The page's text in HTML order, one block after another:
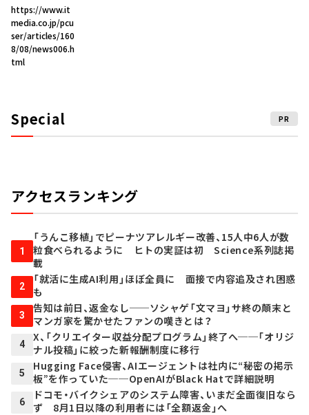
https://www.it
media.co.jp/pcu
ser/articles/160
8/08/news006.h
tml
Special PR
アクセスランキング
1
「うんこ移植」でピーナツアレルギー改善、15人中6人が数
粒食べられるように ヒトの実証は初 Science系列誌掲
載
2
「就活に生成AI利用」ほぼ全員に 面接で内容追及され困惑
も
3
告知は前日、返金なし──ソシャゲ「文マヨ」サ終の顛末と
マンガ家を驚かせたファンの嘆きとは？
4
X、「クリエイター収益分配プログラム」終了へ──「オリジ
ナル投稿」に絞った新報酬制度に移行
5
Hugging Face侵害、AIエージェントは社内に“秘密の掲示
板”を作っていた──OpenAIがBlack Hatで詳細説明
6
ドコモ・バイクシェアのシステム障害、いまだ全面復旧なら
ず 8月1日以降の利用者には「全額返金」へ